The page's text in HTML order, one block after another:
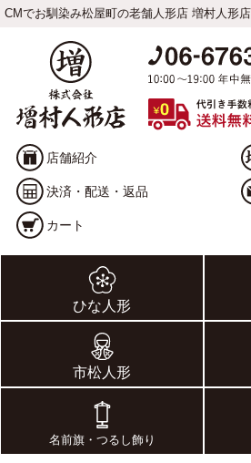
CMでお馴染み松屋町の老舗人形店 増村人形
店舗紹介
決済・配送・返品
カート
ひな人形
市松人形
名前旗・つるし飾り